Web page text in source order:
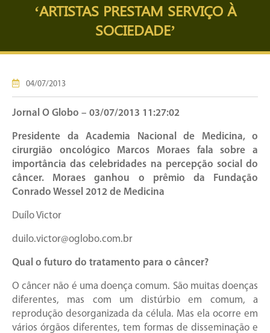
‘ARTISTAS PRESTAM SERVIÇO À
SOCIEDADE’
04/07/2013
Jornal O Globo – 03/07/2013 11:27:02
Presidente da Academia Nacional de Medicina, o
cirurgião oncológico Marcos Moraes fala sobre a
importância das celebridades na percepção social do
câncer. Moraes ganhou o prêmio da Fundação
Conrado Wessel 2012 de Medicina
Duílo Victor
duilo.victor@oglobo.com.br
Qual o futuro do tratamento para o câncer?
O câncer não é uma doença comum. São muitas doenças
diferentes, mas com um distúrbio em comum, a
reprodução desorganizada da célula. Mas ela ocorre em
vários órgãos diferentes, tem formas de disseminação e